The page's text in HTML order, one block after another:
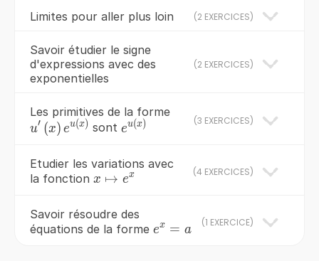
e^{kx}
Limites pour aller plus loin (2 EXERCICES)
Savoir étudier le signe
d'expressions avec des
exponentielles
(2 EXERCICES)
Les primitives de la forme
u'\left(x\right)e^{u\left(x\right)}
u′ (x) eu(x) sonte^{u\left(x\right)}
eu(x) (3 EXERCICES)
Etudier les variations avec
la fonction x\mapsto
x ↦ ex (4 EXERCICES)
Savoir résoudre des
équations de la forme e^x=a
ex = a
(1 EXERCICE)